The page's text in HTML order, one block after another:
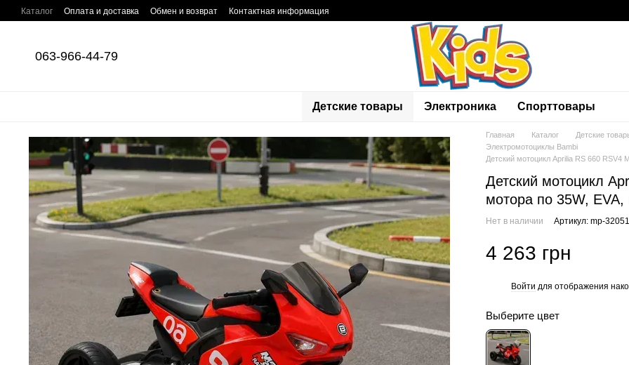
Перейти к основному контенту
Каталог Оплата и доставка Обмен и возврат Контактная информация
063-966-44-79
Детские товары Электроника Спорттовары
Главная Каталог Детские
Электромотоциклы Bambi
Детский мотоцикл Aprilia RS 660 RSV4
Детский мотоцикл
мотора по 35W,
Нет в наличии Артикул: mp-
4 263 грн
Войти для отображения
Выберите цвет